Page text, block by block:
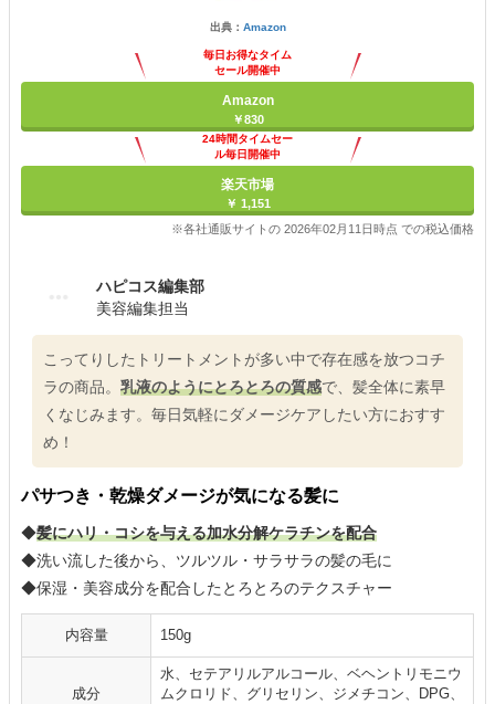
出典： Amazon
毎日お得なタイム
セール開催中
Amazon
￥830
24時間タイムセー
ル毎日開催中
楽天市場
￥ 1,151
※各社通販サイトの 2026年02月11日時点 での税込価格
ハピコス編集部
美容編集担当
こってりしたトリートメントが多い中で存在感を放つコチ
ラの商品。 乳液のようにとろとろの質感で、髪全体に素早
くなじみます。毎日気軽にダメージケアしたい方におすす
め！
パサつき・乾燥ダメージが気になる髪に
◆髪にハリ・コシを与える加水分解ケラチンを配合
◆洗い流した後から、ツルツル・サラサラの髪の毛に
◆保湿・美容成分を配合したとろとろのテクスチャー
内容量 150g
成分
水、セテアリルアルコール、ベヘントリモニウ
ムクロリド、グリセリン、ジメチコン、DPG、